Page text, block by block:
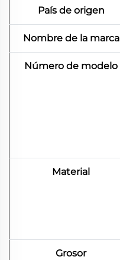
País de origen
Nombre de la marca
Número de modelo
Material
Grosor